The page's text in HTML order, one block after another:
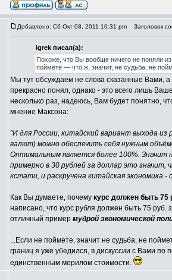
Добавлено: Сб Окт 08, 2011 10:31 pm Заголовок
igrek писал(а):
Похоже, что Вы вообще ничего не поняли
поймёте — что ж, значит, не судьба, не
Мы тут обсуждаем не слова сказанные Вами,
прекрасно понял, однако - это всего лишь
несколько раз, надеюсь, Вам будет понятно,
мнение Максона:
"И для России, китайский вариант выхода
валют) можно обеспечить себя нужным
Оптимальным является более 100%. Значит
примерно в 30 рублей за доллар это
кстати, и раскручена китайская экономика
Как Вы думаете, почему курс должен быть 75
написано, что курс рубля должен быть 75 руб.
отличный пример мудрой экономической
...Если не поймете, значит не судьба, не
границ я уже убедился, в дискуссии с Вами по
единственным мерилом стоимости.